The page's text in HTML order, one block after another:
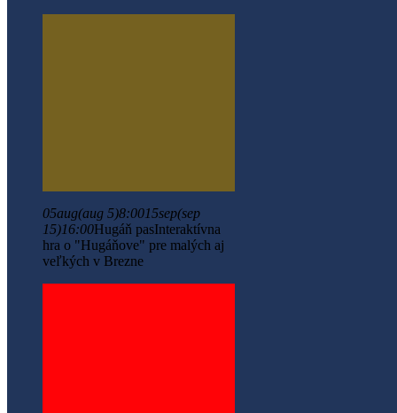
05aug(aug 5)8:0015sep(sep
15)16:00Hugáň pasInteraktívna
hra o "Hugáňove" pre malých aj
veľkých v Brezne